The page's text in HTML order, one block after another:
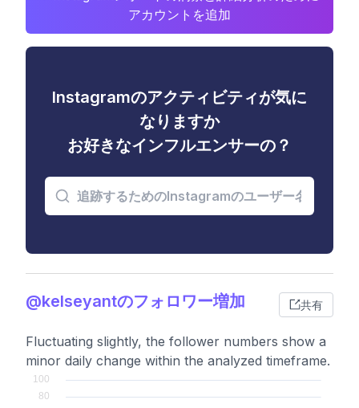
アカウントを追加
Instagramのアクティビティが気に
なりますか
お好きなインフルエンサーの？
@kelseyantのフォロワー増加 共有
Fluctuating slightly, the follower numbers show a
minor daily change within the analyzed timeframe.